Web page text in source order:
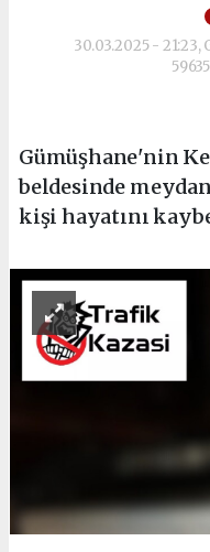
30.03.2025 - 21:23,
Gümüşhane'nin
beldesinde
kişi hayatını